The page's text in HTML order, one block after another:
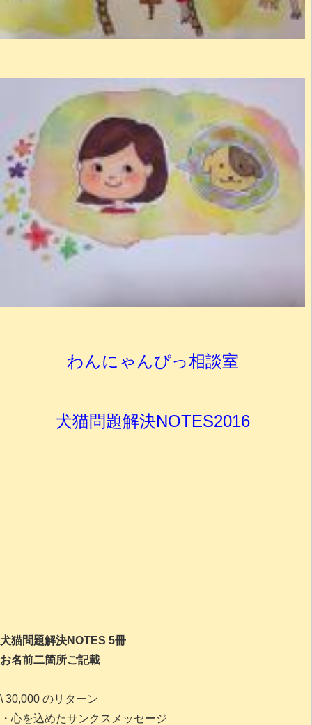
わんにゃんぴっ相談室
犬猫問題解決NOTES2016
犬猫問題解決NOTES 5冊
お名前二箇所ご記載
\ 30,000 のリターン
・心を込めたサンクスメッセージ